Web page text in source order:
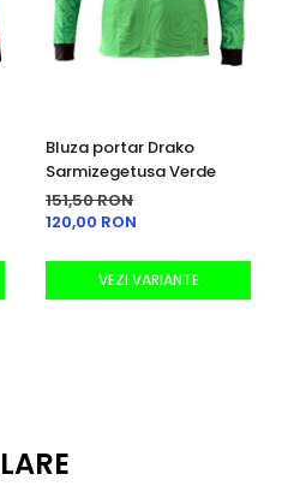
Bluza portar Drako
Sarmizegetusa Verde
151,50 RON
120,00 RON
VEZI VARIANTE